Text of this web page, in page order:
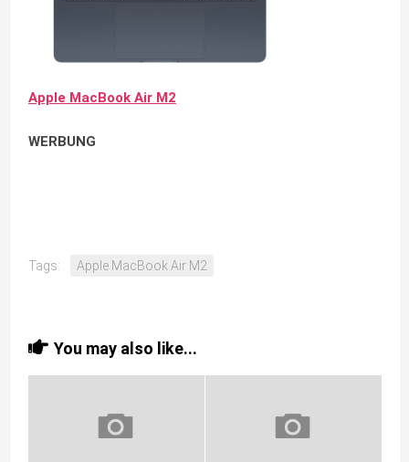
Apple MacBook Air M2
WERBUNG
Tags: Apple MacBook Air M2
You may also like...